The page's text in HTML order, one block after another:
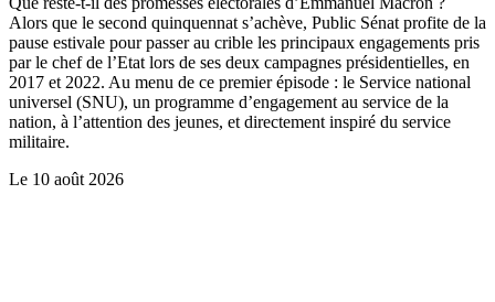
Alors que le second quinquennat s’achève, Public Sénat profite de la
pause estivale pour passer au crible les principaux engagements pris
par le chef de l’Etat lors de ses deux campagnes présidentielles, en
2017 et 2022. Au menu de ce premier épisode : le Service national
universel (SNU), un programme d’engagement au service de la
nation, à l’attention des jeunes, et directement inspiré du service
militaire.
Le 10 août 2026